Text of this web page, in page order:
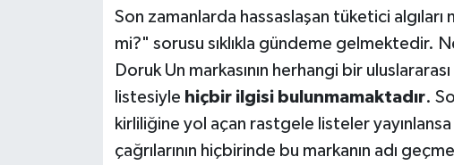
Son zamanlarda hassaslaşan tüketici
mi?" sorusu sıklıkla gündeme gelmektedir.
Doruk Un markasının herhangi bir
listesiyle hiçbir ilgisi bulunmamaktadır.
kirliliğine yol açan rastgele listeler
çağrılarının hiçbirinde bu markanın adı